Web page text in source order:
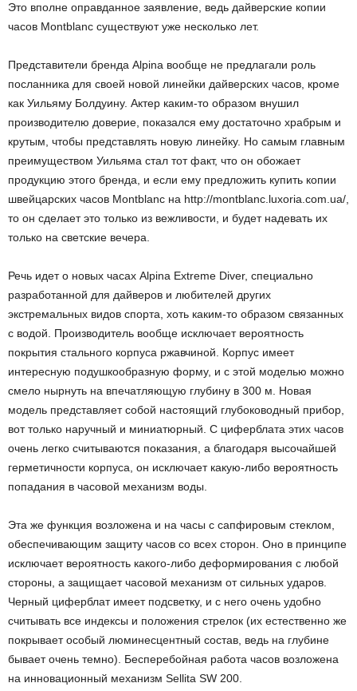
Это вполне оправданное заявление, ведь дайверские копии
часов Montblanc существуют уже несколько лет.
Представители бренда Alpina вообще не предлагали роль
посланника для своей новой линейки дайверских часов, кроме
как Уильяму Болдуину. Актер каким-то образом внушил
производителю доверие, показался ему достаточно храбрым и
крутым, чтобы представлять новую линейку. Но самым главным
преимуществом Уильяма стал тот факт, что он обожает
продукцию этого бренда, и если ему предложить купить копии
швейцарских часов Montblanc на http://montblanc.luxoria.com.ua/,
то он сделает это только из вежливости, и будет надевать их
только на светские вечера.
Речь идет о новых часах Alpina Extreme Diver, специально
разработанной для дайверов и любителей других
экстремальных видов спорта, хоть каким-то образом связанных
с водой. Производитель вообще исключает вероятность
покрытия стального корпуса ржавчиной. Корпус имеет
интересную подушкообразную форму, и с этой моделью можно
смело нырнуть на впечатляющую глубину в 300 м. Новая
модель представляет собой настоящий глубоководный прибор,
вот только наручный и миниатюрный. С циферблата этих часов
очень легко считываются показания, а благодаря высочайшей
герметичности корпуса, он исключает какую-либо вероятность
попадания в часовой механизм воды.
Эта же функция возложена и на часы с сапфировым стеклом,
обеспечивающим защиту часов со всех сторон. Оно в принципе
исключает вероятность какого-либо деформирования с любой
стороны, а защищает часовой механизм от сильных ударов.
Черный циферблат имеет подсветку, и с него очень удобно
считывать все индексы и положения стрелок (их естественно же
покрывает особый люминесцентный состав, ведь на глубине
бывает очень темно). Бесперебойная работа часов возложена
на инновационный механизм Sellita SW 200.